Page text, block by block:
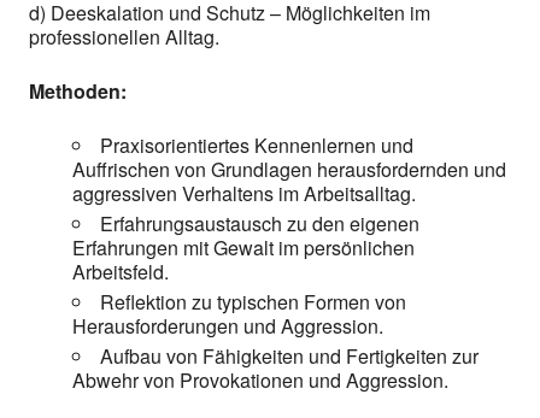
d) Deeskalation und Schutz – Möglichkeiten im
professionellen Alltag.
Methoden:
Praxisorientiertes Kennenlernen und
Auffrischen von Grundlagen herausfordernden und
aggressiven Verhaltens im Arbeitsalltag.
Erfahrungsaustausch zu den eigenen
Erfahrungen mit Gewalt im persönlichen
Arbeitsfeld.
Reflektion zu typischen Formen von
Herausforderungen und Aggression.
Aufbau von Fähigkeiten und Fertigkeiten zur
Abwehr von Provokationen und Aggression.